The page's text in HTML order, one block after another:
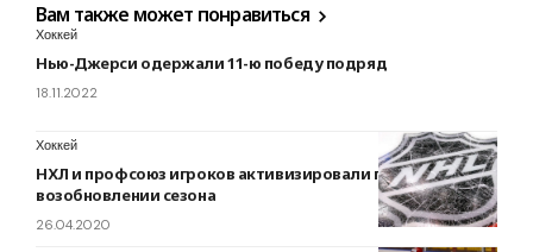
Вам также может понравиться
Хоккей
Нью-Джерси одержали 11-ю победу подряд
18.11.2022
Хоккей
НХЛ и профсоюз игроков активизировали переговоры о
возобновлении сезона
26.04.2020